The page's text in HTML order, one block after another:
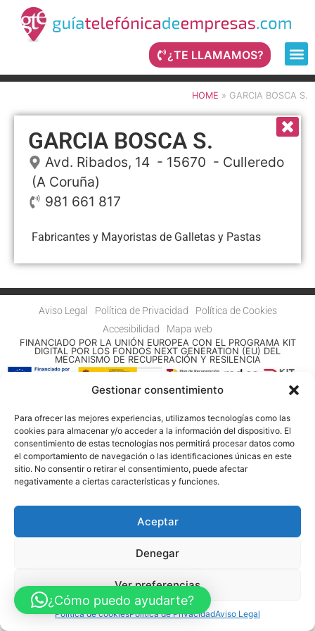
Gestionar consentimiento
Para ofrecer las mejores experiencias, utilizamos tecnologías como las
cookies para almacenar y/o acceder a la información del dispositivo. El
consentimiento de estas tecnologías nos permitirá procesar datos como
el comportamiento de navegación o las identificaciones únicas en este
sitio. No consentir o retirar el consentimiento, puede afectar
negativamente a ciertas características y funciones.
Aceptar
Denegar
Ver preferencias
Política de cookiesPolítica de PrivacidadAviso Legal
¿TE LLAMAMOS?
HOME » GARCIA BOSCA S.
GARCIA BOSCA S.
Avd. Ribados, 14 - 15670 - Culleredo
(A Coruña)
981 661 817
Fabricantes y Mayoristas de Galletas y Pastas
Aviso Legal Política de Privacidad
Política de Cookies
Accesibilidad
Mapa web
FINANCIADO POR LA UNIÓN EUROPEA CON EL PROGRAMA KIT
DIGITAL POR LOS FONDOS NEXT GENERATION (EU) DEL
MECANISMO DE RECUPERACIÓN Y RESILENCIA
© Guia Telefónica de Empresas – Todos los derechos reservados.
¿Cómo puedo ayudarte?